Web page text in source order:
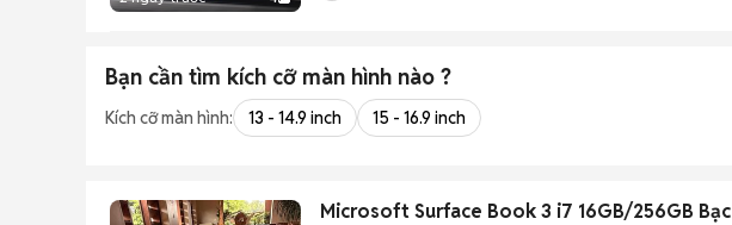
Bạn cần tìm kích cỡ màn hình nào ?
Kích cỡ màn hình: 13 - 14.9 inch 15 - 16.9 inch
Microsoft Surface Book 3 i7 16GB/256GB Bạc